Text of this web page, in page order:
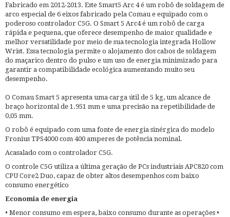
Fabricado em 2012-2013. Este Smart5 Arc 4 é um robô de soldagem de
arco especial de 6 eixos fabricado pela Comau e equipado com o
poderoso controlador C5G. O Smart 5 Arc4 é um robô de carga
rápida e pequena, que oferece desempenho de maior qualidade e
melhor versatilidade por meio de sua tecnologia integrada Hollow
Wrist. Essa tecnologia permite o alojamento dos cabos de soldagem
do maçarico dentro do pulso e um uso de energia minimizado para
garantir a compatibilidade ecológica aumentando muito seu
desempenho.
O Comau Smart 5 apresenta uma carga útil de 5 kg, um alcance de
braço horizontal de 1.951 mm e uma precisão na repetibilidade de
0,05 mm.
O robô é equipado com uma fonte de energia sinérgica do modelo
Fronius TPS4000 com 400 amperes de potência nominal.
Acasalado com o controlador C5G.
O controle C5G utiliza a última geração de PCs industriais APC820 com
CPU Core2 Duo, capaz de obter altos desempenhos com baixo
consumo energético
Economia de energia
• Menor consumo em espera, baixo consumo durante as operações •